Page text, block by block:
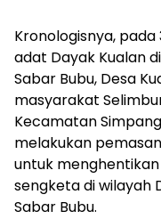
Kronologisnya,
adat Dayak Kualan
Sabar Bubu, Desa
masyarakat
Kecamatan
melakukan
untuk
sengketa di wilayah
Sabar Bubu.